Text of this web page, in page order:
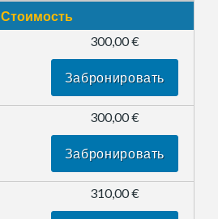
Стоимость
300,00 €
Забронировать
300,00 €
Забронировать
310,00 €